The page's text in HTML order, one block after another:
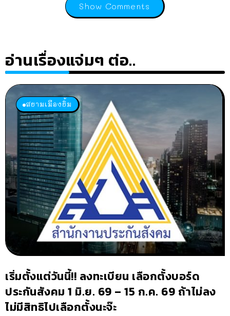
Show Comments
อ่านเรื่องแจ่มๆ ต่อ..
สยามเมืองยิ้ม
เริ่มตั้งแต่วันนี้!! ลงทะเบียน เลือกตั้งบอร์ด
ประกันสังคม 1 มิ.ย. 69 – 15 ก.ค. 69 ถ้าไม่ลง
ไม่มีสิทธิไปเลือกตั้งนะจ๊ะ